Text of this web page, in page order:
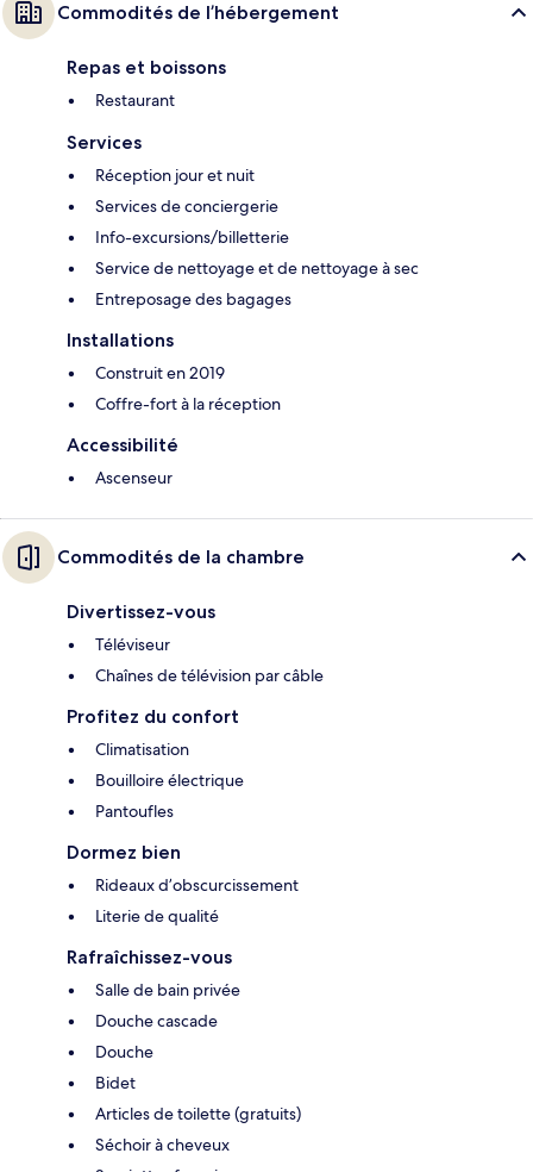
Commodités de l’hébergement
Repas et boissons
Restaurant
Services
Réception jour et nuit
Services de conciergerie
Info-excursions/billetterie
Service de nettoyage et de nettoyage à sec
Entreposage des bagages
Installations
Construit en 2019
Coffre-fort à la réception
Accessibilité
Ascenseur
Commodités de la chambre
Divertissez-vous
Téléviseur
Chaînes de télévision par câble
Profitez du confort
Climatisation
Bouilloire électrique
Pantoufles
Dormez bien
Rideaux d’obscurcissement
Literie de qualité
Rafraîchissez-vous
Salle de bain privée
Douche cascade
Douche
Bidet
Articles de toilette (gratuits)
Séchoir à cheveux